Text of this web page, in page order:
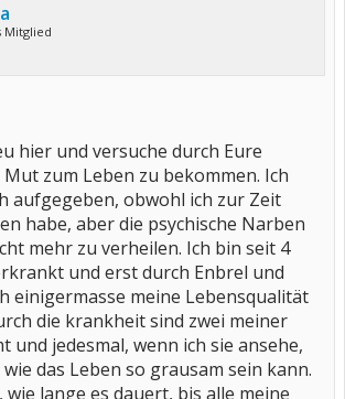
Mitglied
hier und versuche durch Eure
zum Leben zu bekommen. Ich
aufgegeben, obwohl ich zur Zeit
habe, aber die psychische Narben
mehr zu verheilen. Ich bin seit 4
und erst durch Enbrel und
einigermasse meine Lebensqualität
die krankheit sind zwei meiner
und jedesmal, wenn ich sie ansehe,
das Leben so grausam sein kann.
wie lange es dauert, bis alle meine